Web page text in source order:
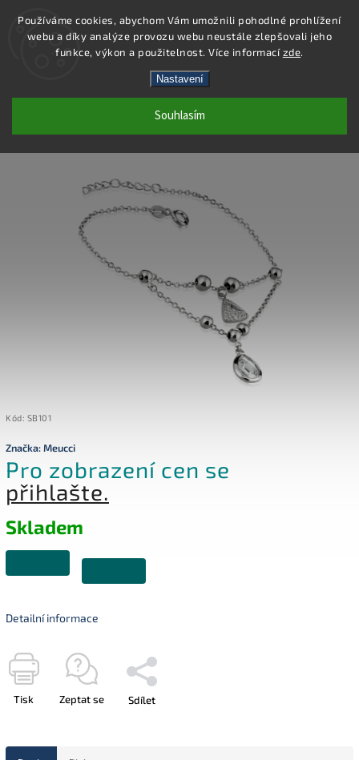
Používáme cookies, abychom Vám umožnili pohodlné prohlížení
webu a díky analýze provozu webu neustále zlepšovali jeho
funkce, výkon a použitelnost. Více informacízde.
Nastavení
Souhlasím
Hledat
SB101 - NÁRAMEK AG 925/1000
Kód: SB101
Značka:Meucci
Pro zobrazení cen se
přihlašte.
Skladem
Detailní informace
Tisk Zeptat se Sdílet